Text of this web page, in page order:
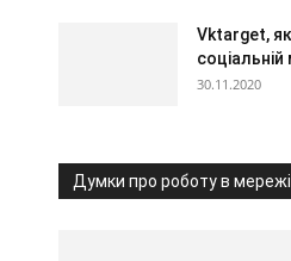
Vktarget,
30.11.2020
Думки про роботу в мережі